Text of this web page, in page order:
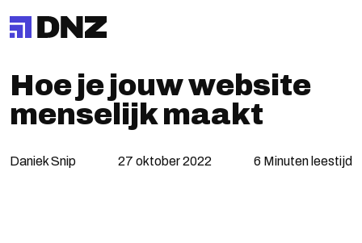
Hoe je jouw website
menselijk maakt
Daniek Snip 27 oktober 2022 6 Minuten leestijd